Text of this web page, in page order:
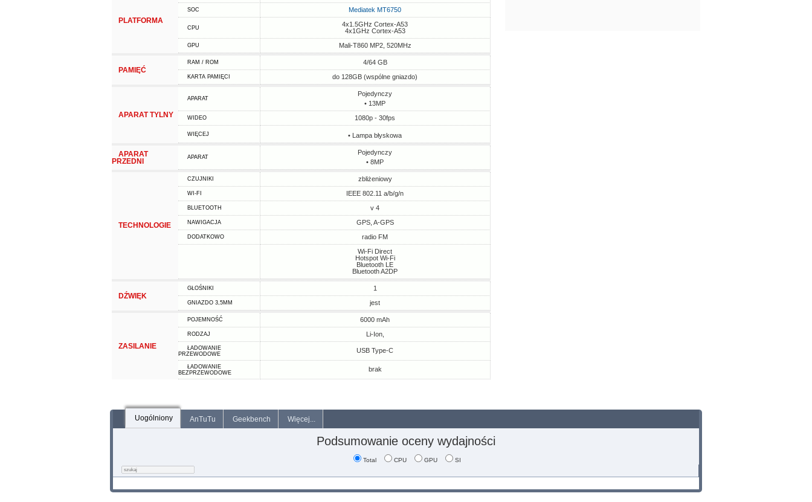
PLATFORMA
SOC Mediatek MT6750
CPU
4x1.5GHz Cortex-A53
4x1GHz Cortex-A53
GPU Mali-T860 MP2, 520MHz
PAMIĘĆ
RAM / ROM 4/64 GB
KARTA PAMIĘCI do 128GB (wspólne gniazdo)
APARAT TYLNY
APARAT
Pojedynczy
• 13MP
WIDEO 1080p - 30fps
WIĘCEJ • Lampa błyskowa
APARAT
PRZEDNI
APARAT
Pojedynczy
• 8MP
TECHNOLOGIE
CZUJNIKI zbliżeniowy
WI-FI IEEE 802.11 a/b/g/n
BLUETOOTH v 4
NAWIGACJA GPS, A-GPS
DODATKOWO
radio FM
Wi-Fi Direct
Hotspot Wi-Fi
Bluetooth LE
Bluetooth A2DP
DŹWIĘK
GŁOŚNIKI 1
GNIAZDO 3,5MM jest
ZASILANIE
POJEMNOŚĆ 6000 mAh
RODZAJ Li-Ion,
ŁADOWANIE
PRZEWODOWE
USB Type-C
ŁADOWANIE
BEZPRZEWODOWE
brak
Uogólniony AnTuTu Geekbench Więcej...
Podsumowanie oceny wydajności
Total CPU GPU SI